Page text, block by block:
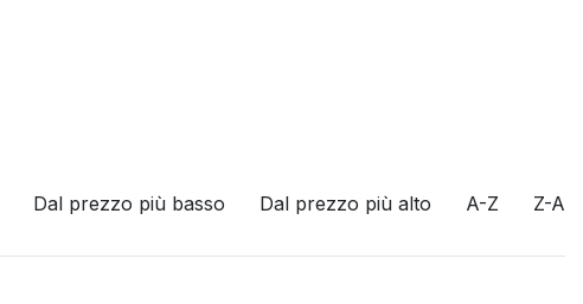
Dal prezzo più basso Dal prezzo più alto A-Z Z-A